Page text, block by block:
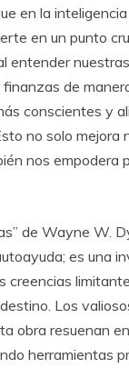
en la
en un punto
entender
de
conscientes y
no solo mejora
nos empodera
de Wayne W.
es una
creencias
Los
obra resuenan
herramientas